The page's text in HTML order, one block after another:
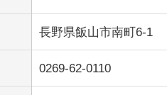
長野県飯山市南町6-1
0269-62-0110